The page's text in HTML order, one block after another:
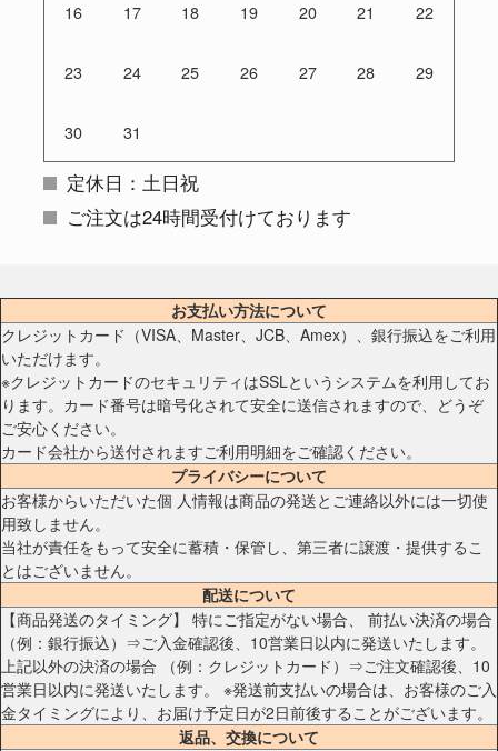
16 17 18 19 20 21 22
23 24 25 26 27 28 29
30 31
定休日：土日祝
ご注文は24時間受付けております
お支払い方法について
クレジットカード（VISA、Master、JCB、Amex）、銀行振込をご利用
いただけます。
※クレジットカードのセキュリティはSSLというシステムを利用してお
ります。カード番号は暗号化されて安全に送信されますので、どうぞ
ご安心ください。
カード会社から送付されますご利用明細をご確認ください。
プライバシーについて
お客様からいただいた個 人情報は商品の発送とご連絡以外には一切使
用致しません。
当社が責任をもって安全に蓄積・保管し、第三者に譲渡・提供するこ
とはございません。
配送について
【商品発送のタイミング】 特にご指定がない場合、 前払い決済の場合
（例：銀行振込）⇒ご入金確認後、10営業日以内に発送いたします。
上記以外の決済の場合 （例：クレジットカード）⇒ご注文確認後、10
営業日以内に発送いたします。 ※発送前支払いの場合は、お客様のご入
金タイミングにより、お届け予定日が2日前後することがございます。
返品、交換について